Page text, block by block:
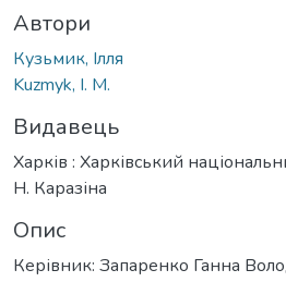
Автори
Кузьмик, Ілля
Kuzmyk, I. M.
Видавець
Харків : Харківський
Н. Каразіна
Опис
Керівник: Запаренко Ганна